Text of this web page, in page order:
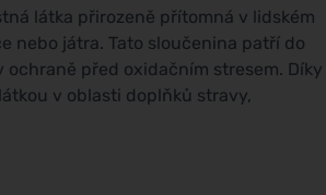
látka přirozeně přítomná v lidském
nebo játra. Tato sloučenina patří do
před oxidačním stresem. Díky
v oblasti doplňků stravy,